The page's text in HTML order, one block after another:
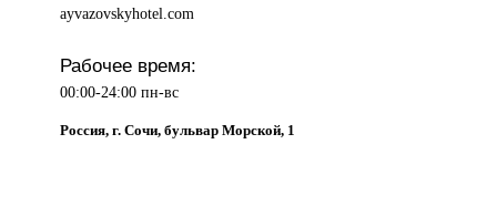
ayvazovskyhotel.com
Рабочее время:
00:00-24:00 пн-вс
Россия, г. Сочи, бульвар Морской, 1